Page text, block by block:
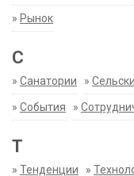
» Рынок
С
» Санатории »
» События »
Т
» Тенденции »